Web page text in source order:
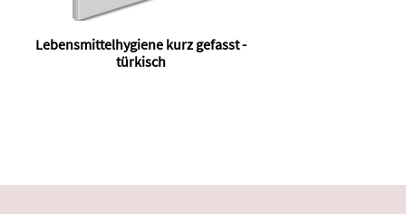
Lebensmittelhygiene kurz gefasst -
türkisch